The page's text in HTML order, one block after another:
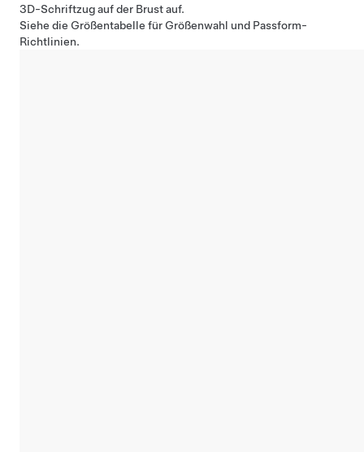
3D-Schriftzug auf der Brust auf.
Siehe die Größentabelle für Größenwahl und Passform-
Richtlinien.